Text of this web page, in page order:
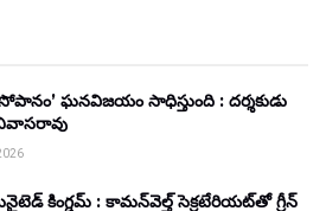
ఘనవిజయం సాధిస్తుంది : దర్శకుడు
కింగ్డమ్ : కామన్‌వెల్త్ సెక్రటేరియట్‌తో గ్రీన్